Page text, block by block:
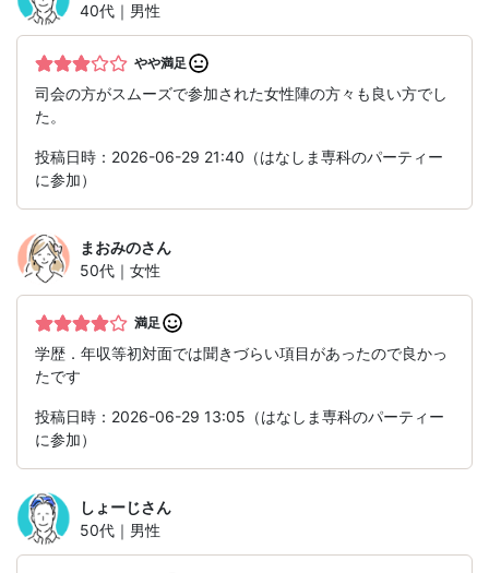
40代｜男性
やや満足
司会の方がスムーズで参加された女性陣の方々も良い方でし
た。
投稿日時：2026-06-29 21:40（はなしま専科のパーティー
に参加）
まおみのさん
50代｜女性
満足
学歴．年収等初対面では聞きづらい項目があったので良かっ
たです
投稿日時：2026-06-29 13:05（はなしま専科のパーティー
に参加）
しょーじさん
50代｜男性